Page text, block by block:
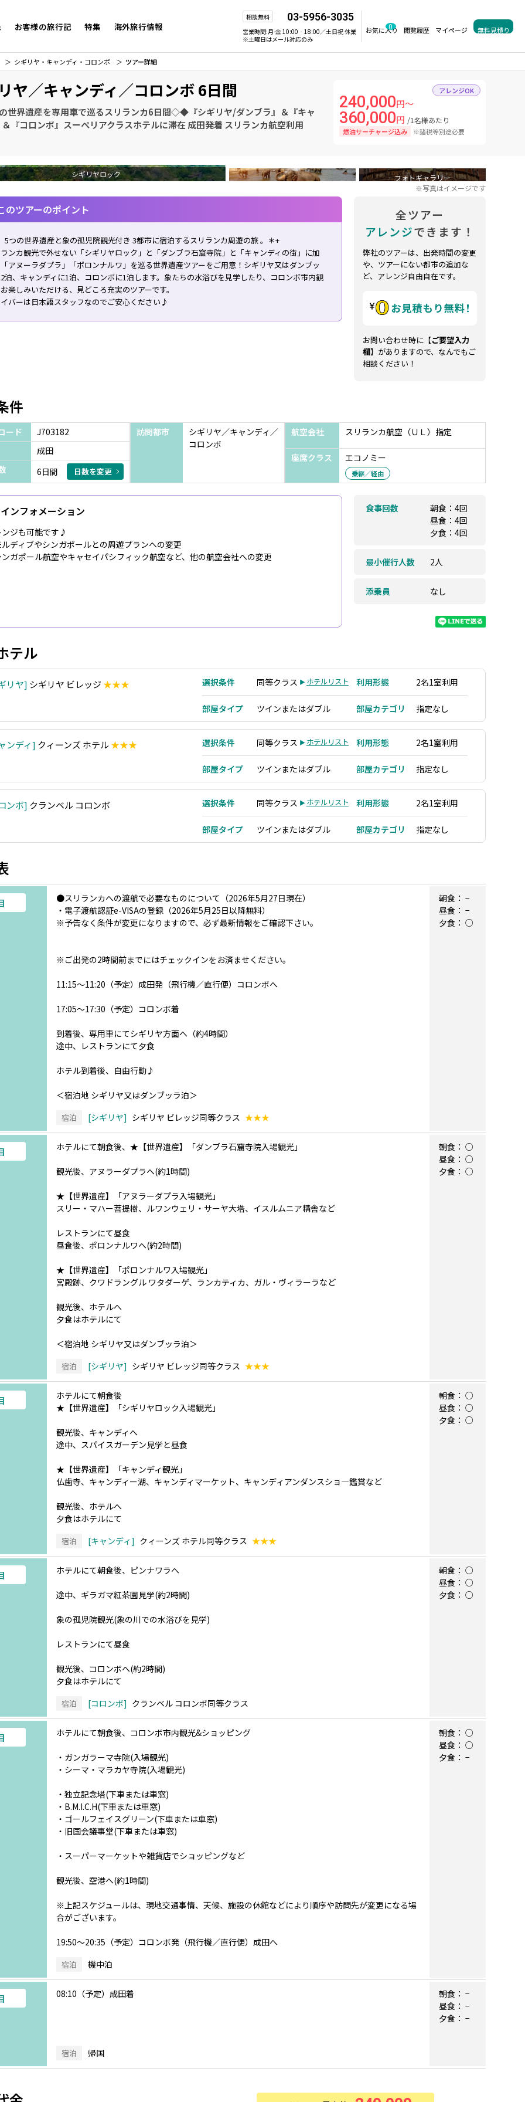
お客様の旅行記 特集 海外旅行情報
相談無料 03-5956-3035
営業時間:月-金 10:00‐18:00／土日祝 休業
※土曜日はメール対応のみ
お気に入り
0 閲覧履歴 マイページ 無料見積り
シギリヤ・キャンディ・コロンボ ツアー詳細
ヤ／キャンディ／コロンボ 6日間
界遺産を専用車で巡るスリランカ6日間◇◆『シギリヤ/ダンブラ』＆『キャ
『コロンボ』スーぺリアクラスホテルに滞在 成田発着 スリランカ航空利用
アレンジOK
240,000円～
360,000円 /1名様あたり
燃油サーチャージ込み ※諸税等別途必要
シギリヤロック
フォトギャラリー
※写真はイメージです
のツアーのポイント
5つの世界遺産と象の孤児院観光付き 3都市に宿泊するスリランカ周遊の旅 。＊+
ンカ観光で外せない「シギリヤロック」と「ダンブラ石窟寺院」と「キャンディの街」に加
アヌーラダプラ」「ポロンナルワ」を巡る世界遺産ツアーをご用意！シギリヤ又はダンブッ
泊、キャンディに1泊、コロンボに1泊します。象たちの水浴びを見学したり、コロンボ市内観
楽しみいただける、見どころ充実のツアーです。
バーは日本語スタッフなのでご安心ください♪
全ツアー
アレンジできます！
弊社のツアーは、出発時間の変更
や、ツアーにない都市の追加な
ど、アレンジ自由自在です。
お問い合わせ時に【ご要望入力
欄】がありますので、なんでもご
相談ください！
件
ード
J703182
成田
6日間 日数を変更
訪問都市
シギリヤ／キャンディ／
コロンボ
航空会社 スリランカ航空（ＵＬ）指定
座席クラス エコノミー
乗継／経由
インフォメーション
ジも可能です♪
ディブやシンガポールとの周遊プランへの変更
ガポール航空やキャセイパシフィック航空など、他の航空会社への変更
食事回数
朝食：4回
昼食：4回
夕食：4回
最小催行人数 2人
添乗員 なし
テル
リヤ シギリヤ ビレッジ ★★★ 選択条件 同等クラス ホテルリスト 利用形態 2名1室利用
部屋タイプ ツインまたはダブル 部屋カテゴリ 指定なし
ンディ クィーンズ ホテル ★★★ 選択条件 同等クラス ホテルリスト 利用形態 2名1室利用
部屋タイプ ツインまたはダブル 部屋カテゴリ 指定なし
ンボ クランベル コロンボ 選択条件 同等クラス ホテルリスト 利用形態 2名1室利用
部屋タイプ ツインまたはダブル 部屋カテゴリ 指定なし
●スリランカへの渡航で必要なものについて（2026年5月27日現在）
・電子渡航認証e-VISAの登録（2026年5月25日以降無料）
※予告なく条件が変更になりますので、必ず最新情報をご確認下さい。
※ご出発の2時間前までにはチェックインをお済ませください。
11:15～11:20（予定）成田発（飛行機／直行便）コロンボへ
17:05～17:30（予定）コロンボ着
到着後、専用車にてシギリヤ方面へ（約4時間）
途中、レストランにて夕食
ホテル到着後、自由行動♪
＜宿泊地 シギリヤ又はダンブッラ泊＞
宿泊 シギリヤ シギリヤ ビレッジ同等クラス ★★★
朝食： −
昼食： −
夕食： ○
ホテルにて朝食後、★【世界遺産】「ダンブラ石窟寺院入場観光」
観光後、アヌラーダプラへ(約1時間)
★【世界遺産】「アヌラーダプラ入場観光」
スリー・マハー菩提樹、ルワンウェリ・サーヤ大塔、イスルムニア精舎など
レストランにて昼食
昼食後、ポロンナルワへ(約2時間)
★【世界遺産】「ポロンナルワ入場観光」
宮殿跡、クワドラングル ワタダーゲ、ランカティカ、ガル・ヴィラーラなど
観光後、ホテルへ
夕食はホテルにて
＜宿泊地 シギリヤ又はダンブッラ泊＞
宿泊 シギリヤ シギリヤ ビレッジ同等クラス ★★★
朝食： ○
昼食： ○
夕食： ○
ホテルにて朝食後
★【世界遺産】「シギリヤロック入場観光」
観光後、キャンディへ
途中、スパイスガーデン見学と昼食
★【世界遺産】「キャンディ観光」
仏歯寺、キャンディー湖、キャンディマーケット、キャンディアンダンスショ―鑑賞など
観光後、ホテルへ
夕食はホテルにて
宿泊 キャンディ クィーンズ ホテル同等クラス ★★★
朝食： ○
昼食： ○
夕食： ○
ホテルにて朝食後、ピンナワラへ
途中、ギラガマ紅茶園見学(約2時間)
象の孤児院観光(象の川での水浴びを見学)
レストランにて昼食
観光後、コロンボへ(約2時間)
夕食はホテルにて
宿泊 コロンボ クランベル コロンボ同等クラス
朝食： ○
昼食： ○
夕食： ○
ホテルにて朝食後、コロンボ市内観光&ショッピング
・ガンガラーマ寺院(入場観光)
・シーマ・マラカヤ寺院(入場観光)
・独立記念塔(下車または車窓)
・B.M.I.C.H(下車または車窓)
・ゴールフェイスグリーン(下車または車窓)
・旧国会議事堂(下車または車窓)
・スーパーマーケットや雑貨店でショッピングなど
観光後、空港へ(約1時間)
※上記スケジュールは、現地交通事情、天候、施設の休館などにより順序や訪問先が変更になる場
合がございます。
19:50～20:35（予定）コロンボ発（飛行機／直行便）成田へ
宿泊 機中泊
朝食： ○
昼食： ○
夕食： −
08:10（予定）成田着
宿泊 帰国
朝食： −
昼食： −
夕食： −